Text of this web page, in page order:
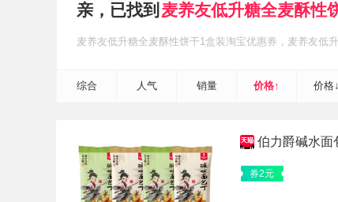
亲，已找到 麦养友低升糖全麦酥性
麦养友低升糖全麦酥性饼干1盒装淘宝优惠券 ，麦养友低
综合 人气 销量 价格↑ 价格↓
伯力爵碱水面
券2元